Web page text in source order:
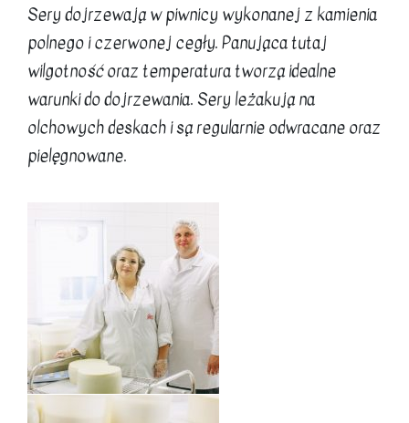
Sery dojrzewają w piwnicy wykonanej z kamienia
polnego i czerwonej cegły. Panująca tutaj
wilgotność oraz temperatura tworzą idealne
warunki do dojrzewania. Sery leżakują na
olchowych deskach i są regularnie odwracane oraz
pielęgnowane.